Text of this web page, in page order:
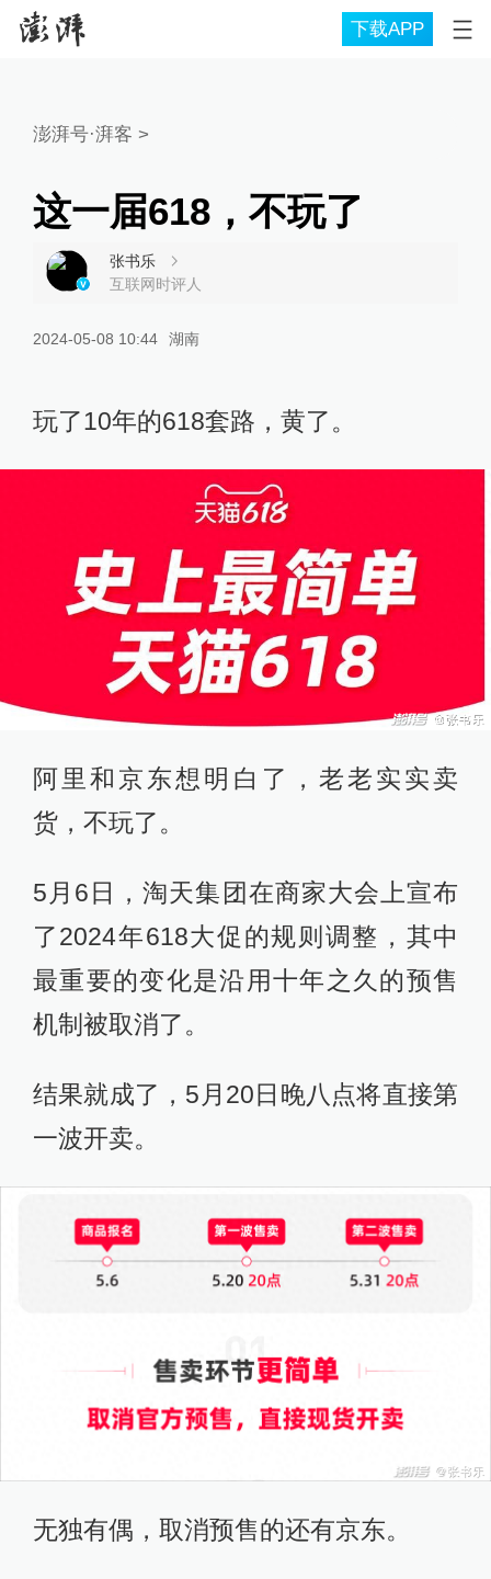
下载APP
澎湃号·湃客 >
这一届618，不玩了
张书乐
互联网时评人
2024-05-08 10:44 湖南
玩了10年的618套路，黄了。
阿里和京东想明白了，老老实实卖
货，不玩了。
5月6日，淘天集团在商家大会上宣布
了2024年618大促的规则调整，其中
最重要的变化是沿用十年之久的预售
机制被取消了。
结果就成了，5月20日晚八点将直接第
一波开卖。
无独有偶，取消预售的还有京东。